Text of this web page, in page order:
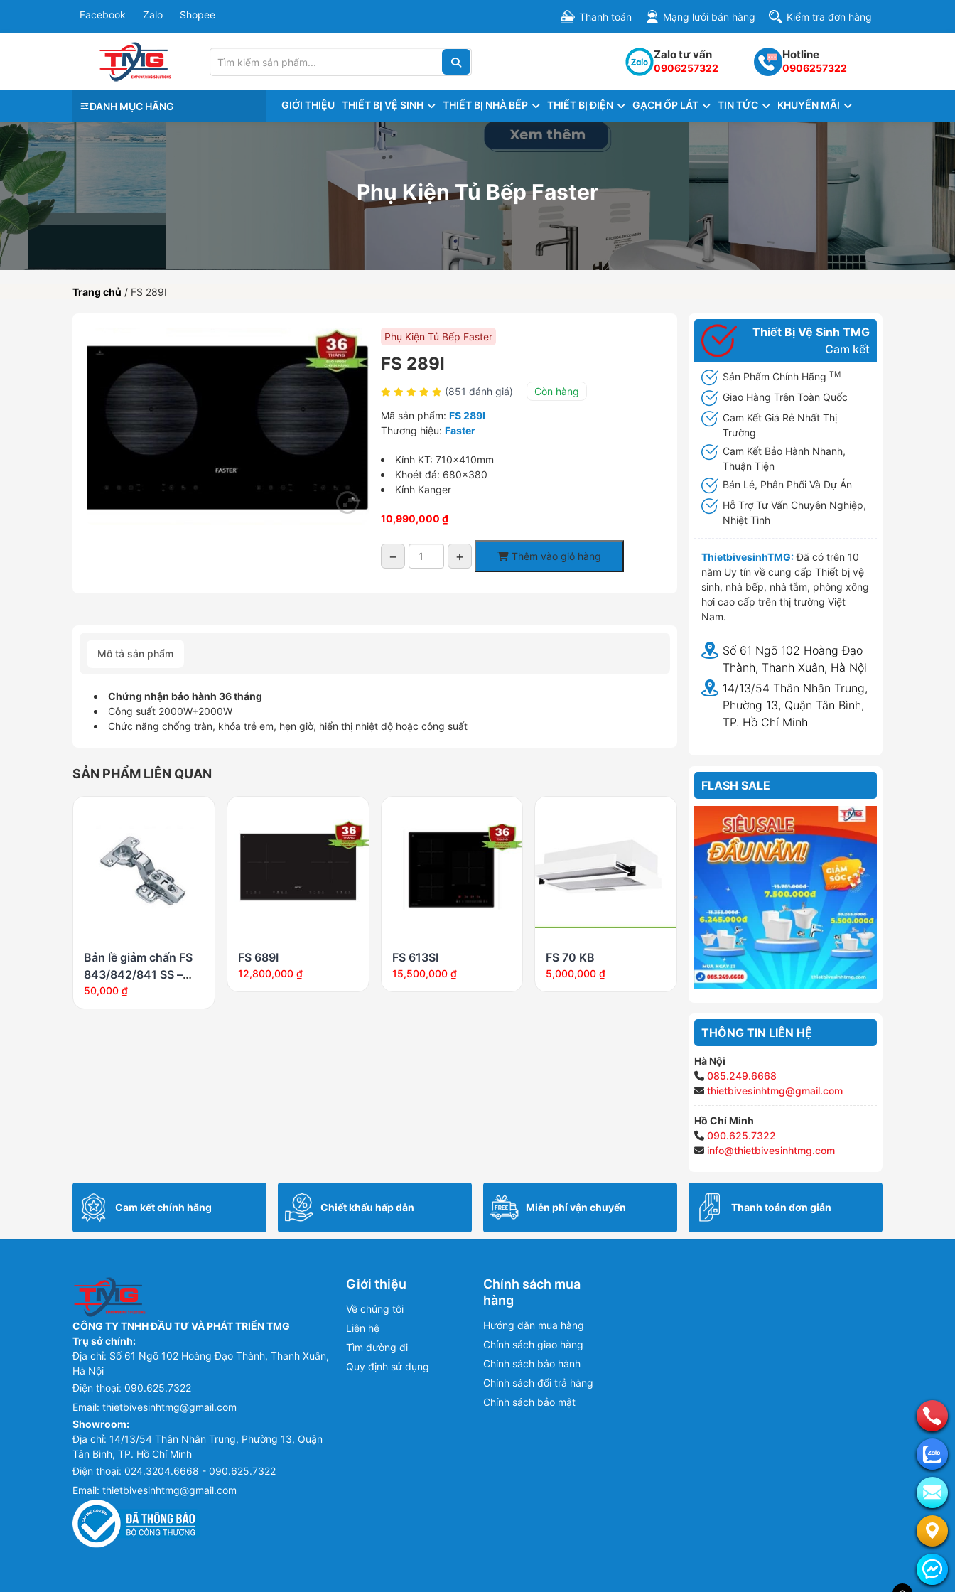
Facebook Zalo Shopee Thanh toán Mạng lưới bán hàng Kiểm tra đơn hàng
Hotline
0906257322
Zalo tư vấn
0906257322
DANH MỤC HÃNG GIỚI THIỆU THIẾT BỊ VỆ SINH THIẾT BỊ NHÀ BẾP THIẾT BỊ ĐIỆN GẠCH ỐP LÁT TIN TỨC KHUYẾN MÃI
Phụ Kiện Tủ Bếp Faster
Trang chủ / FS 289I
Phụ Kiện Tủ Bếp Faster
FS 289I
(851 đánh giá)
Còn hàng
Mã sản phẩm: FS 289I
Thương hiệu: Faster
Kính KT: 710x410mm
Khoét đá: 680×380
Kính Kanger
10,990,000 ₫
− + Thêm vào giỏ hàng
Mô tả sản phẩm
Chứng nhận bảo hành 36 tháng
Công suất 2000W+2000W
Chức năng chống tràn, khóa trẻ em, hẹn giờ, hiển thị nhiệt độ hoặc công suất
SẢN PHẨM LIÊN QUAN
Bản lề giảm chấn FS
843/842/841 SS –
Bản lề lọt lòng
50,000 ₫
FS 689I
12,800,000 ₫
FS 613SI
15,500,000 ₫
FS 70 KB
5,000,000₫
Thiết Bị Vệ Sinh TMG
Cam kết
Sản Phẩm Chính Hãng TM
Giao Hàng Trên Toàn Quốc
Cam Kết Giá Rẻ Nhất Thị
Trường
Cam Kết Bảo Hành Nhanh,
Thuận Tiện
Bán Lẻ, Phân Phối Và Dự Án
Hỗ Trợ Tư Vấn Chuyên Nghiệp,
Nhiệt Tình
ThietbivesinhTMG:Đã có trên 10
năm Uy tín về cung cấp Thiết bị vệ
sinh, nhà bếp, nhà tắm, phòng xông
hơi cao cấp trên thị trường Việt
Nam.
Số 61 Ngõ 102 Hoàng Đạo
Thành, Thanh Xuân, Hà Nội
14/13/54 Thân Nhân Trung,
Phường 13, Quận Tân Bình,
TP. Hồ Chí Minh
FLASH SALE
THÔNG TIN LIÊN HỆ
Hà Nội
085.249.6668
thietbivesinhtmg@gmail.com
Hồ Chí Minh
090.625.7322
info@thietbivesinhtmg.com
Cam kết chính hãng Chiết khấu hấp dẫn Miễn phí vận chuyển Thanh toán đơn giản
CÔNG TY TNHH ĐẦU TƯ VÀ PHÁT TRIỂN TMG
Trụ sở chính:
Địa chỉ: Số 61 Ngõ 102 Hoàng Đạo Thành, Thanh Xuân,
Hà Nội
Điện thoại: 090.625.7322
Email: thietbivesinhtmg@gmail.com
Showroom:
Địa chỉ: 14/13/54 Thân Nhân Trung, Phường 13, Quận
Tân Bình, TP. Hồ Chí Minh
Điện thoại: 024.3204.6668 - 090.625.7322
Email: thietbivesinhtmg@gmail.com
Giới thiệu
Về chúng tôi
Liên hệ
Tìm đường đi
Quy định sử dụng
Chính sách mua
hàng
Hướng dẫn mua hàng
Chính sách giao hàng
Chính sách bảo hành
Chính sách đổi trả hàng
Chính sách bảo mật